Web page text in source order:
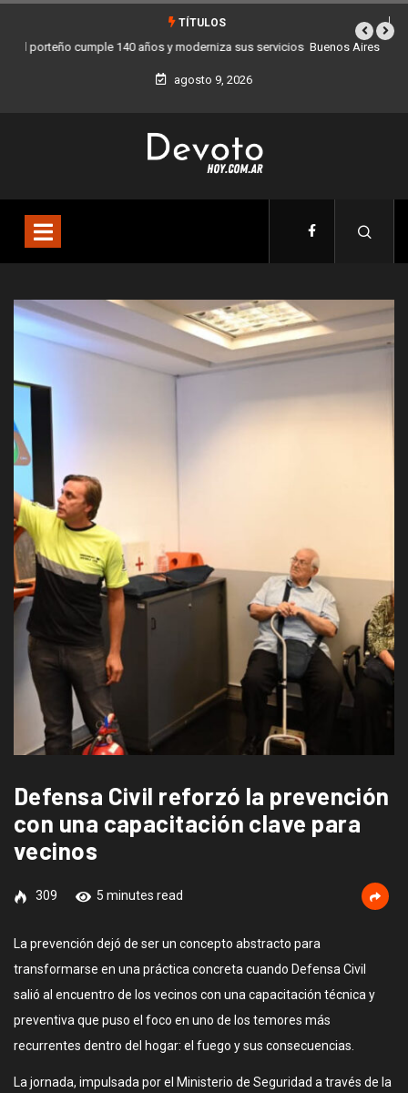
TÍTULOS
Buenos Aires sumó 12 nuevos Bares Notables y ya son 90 en toda la
Ciudad
agosto 9, 2026
Defensa Civil reforzó la prevención
con una capacitación clave para
vecinos
309 5 minutes read
La prevención dejó de ser un concepto abstracto para
transformarse en una práctica concreta cuando Defensa Civil
salió al encuentro de los vecinos con una capacitación técnica y
preventiva que puso el foco en uno de los temores más
recurrentes dentro del hogar: el fuego y sus consecuencias.
La jornada, impulsada por el Ministerio de Seguridad a través de la